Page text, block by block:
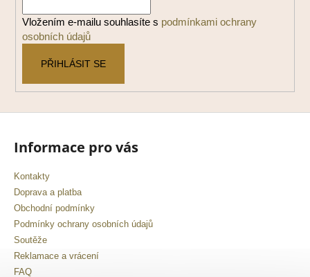
Vložením e-mailu souhlasíte s podmínkami ochrany
osobních údajů
PŘIHLÁSIT SE
Informace pro vás
Kontakty
Doprava a platba
Obchodní podmínky
Podmínky ochrany osobních údajů
Soutěže
Reklamace a vrácení
FAQ